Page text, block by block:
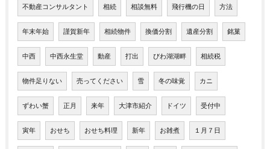
不動産コンサルタント 相続 相談無料 飛行機の日 方法
年末年始 謹賀新年 相続物件 換価分割 遺産分割 銘菓
中西 中西永生堂 動産 打出 びわ湖湖畔 相続税
物件足りない 売ってください 雪 冬の味覚 カニ
ずわい蟹 正月 来年 大津市紹介 ドイツ 受付中
寅年 おせち おせち料理 新年 お雑煮 １月７日